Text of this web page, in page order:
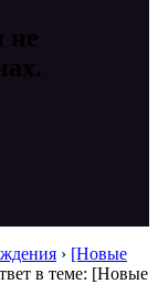
не
› [Новые
в теме: [Новые